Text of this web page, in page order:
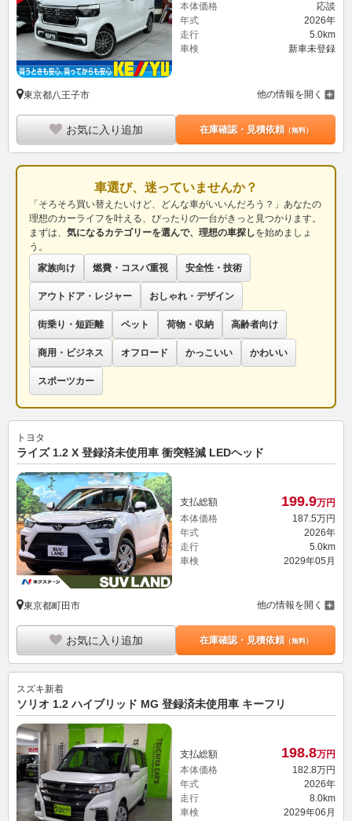
本体価格
応談
年式
2026年
走行
5.0km
車検
新車未登録
東京都八王子市 他の情報を開く
お気に入り追加 在庫確認・見積依頼（無料）
車選び、迷っていませんか？
「そろそろ買い替えたいけど、どんな車がいいんだろう？」あなたの
理想のカーライフを叶える、ぴったりの一台がきっと見つかります。
まずは、 気になるカテゴリーを選んで、理想の車探しを始めましょ
う。
家族向け
燃費・コスパ重視 安全性・技術
アウトドア・レジャー おしゃれ・デザイン
街乗り・短距離 ペット 荷物・収納 高齢者向け
商用・ビジネス オフロード かっこいい かわいい
スポーツカー
トヨタ
ライズ 1.2 X 登録済未使用車 衝突軽減 LEDヘッド
支払総額 199.9万円
本体価格
187. 5万円
年式
2026年
走行
5.0km
車検
2029年05月
東京都町田市 他の情報を開く
お気に入り追加 在庫確認・見積依頼（無料）
スズキ新着
ソリオ 1.2 ハイブリッド MG 登録済未使用車 キーフリ
支払総額 198.8万円
本体価格
182.8万円
年式
2026年
走行
8.0km
車検
2029年06月